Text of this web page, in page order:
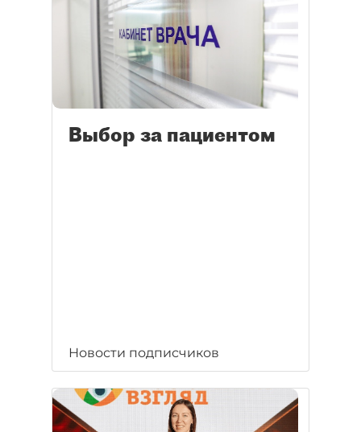
Выбор за пациентом
Новости подписчиков